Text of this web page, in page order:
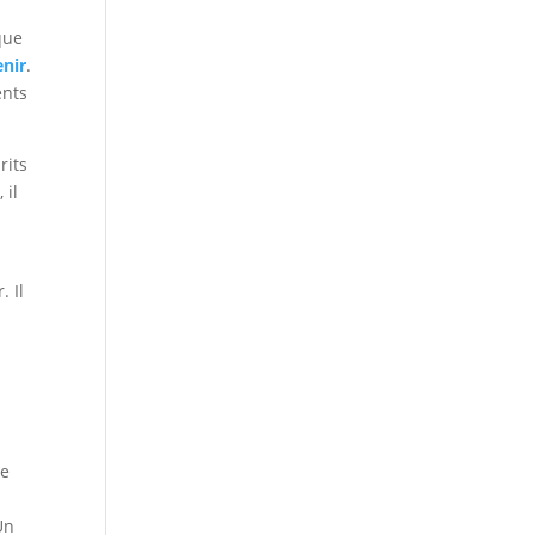
.
il
Il